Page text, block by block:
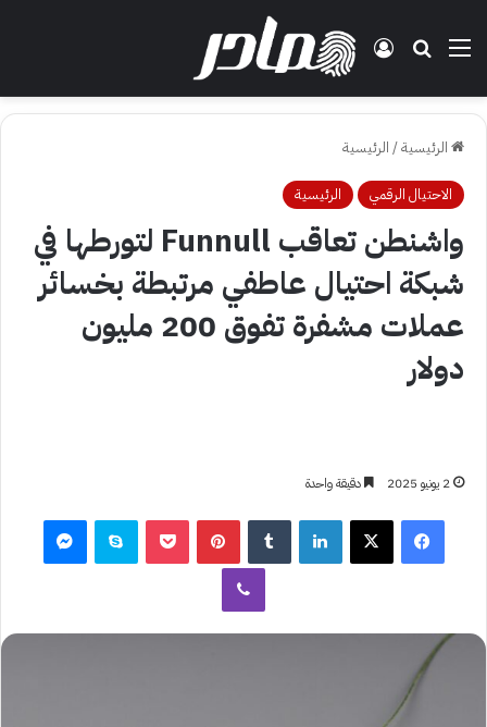
القائمة بحث عنتسجيل الدخول
الرئيسية/ الرئيسية
الاحتيال الرقمي الرئيسية
واشنطن تعاقب Funnull لتورطها في
شبكة احتيال عاطفي مرتبطة بخسائر
عملات مشفرة تفوق 200 مليون
دولار
2 يونيو 2025 دقيقة واحدة
فيسبوك‫X لينكدإن ‏Tumblr بينتيريست‫Pocket سكايب ماسنجر
ڤايبر